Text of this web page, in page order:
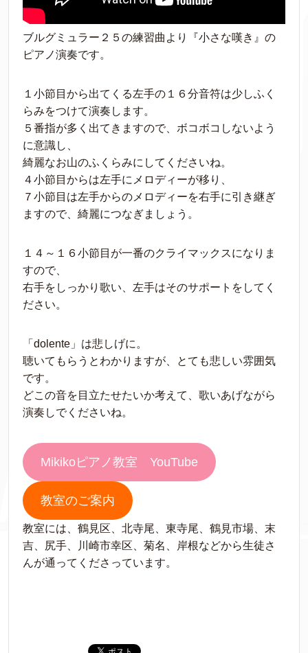
ブルグミュラー２５の練習曲より『小さな嘆き』の
ピアノ演奏です。
１小節目から出てくる左手の１６分音符は少しふく
らみをつけて演奏します。
５番指が多く出てきますので、ボコボコしないよう
に意識し、
綺麗なお山のふくらみにしてくださいね。
４小節目からは左手にメロディーが移り、
７小節目は左手からのメロディーを右手に引き継ぎ
ますので、綺麗につなぎましょう。
１４～１６小節目が一番のクライマックスになりま
すので、
右手をしっかり歌い、左手はそのサポートをしてく
ださい。
「dolente」は悲しげに。
聴いてもらうとわかりますが、とても悲しい雰囲気
です。
どこの音を目立たせたいか考えて、歌いあげながら
演奏しでくださいね。
Mikikoピアノ教室 YouTube
教室のご案内
教室には、鶴見区、北寺尾、東寺尾、鶴見市場、末
吉、尻手、川崎市幸区、菊名、岸根などから生徒さ
んが通ってくださっています。